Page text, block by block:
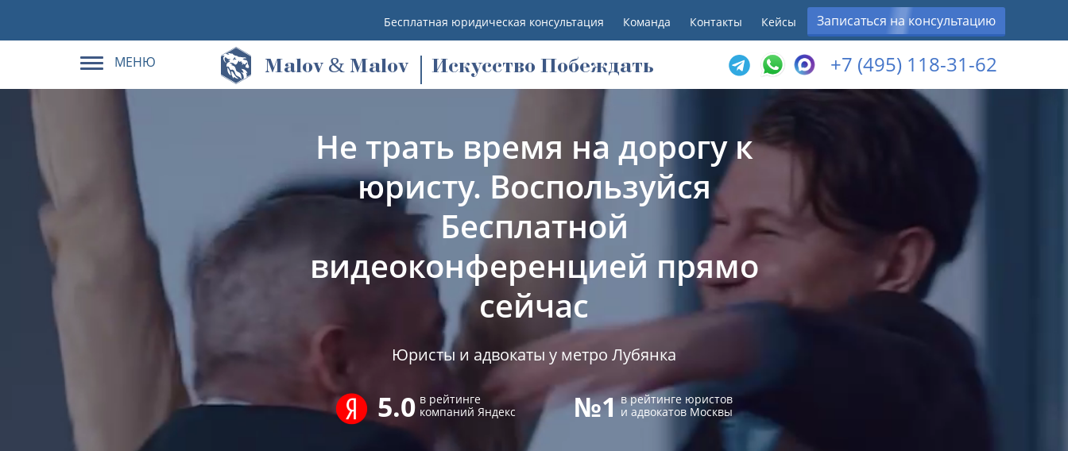
Бесплатная юридическая консультация Команда Контакты Кейсы Записаться на консультацию
МЕНЮ Malov & Malov Искусство Побеждать +7 (495) 118-31-62
Не трать время на дорогу к
юристу. Воспользуйся
Бесплатной
видеоконференцией прямо
сейчас
Юристы и адвокаты у метро Лубянка
5.0 в рейтинге
компаний Яндекс
№1 в рейтинге юристов
и адвокатов Москвы